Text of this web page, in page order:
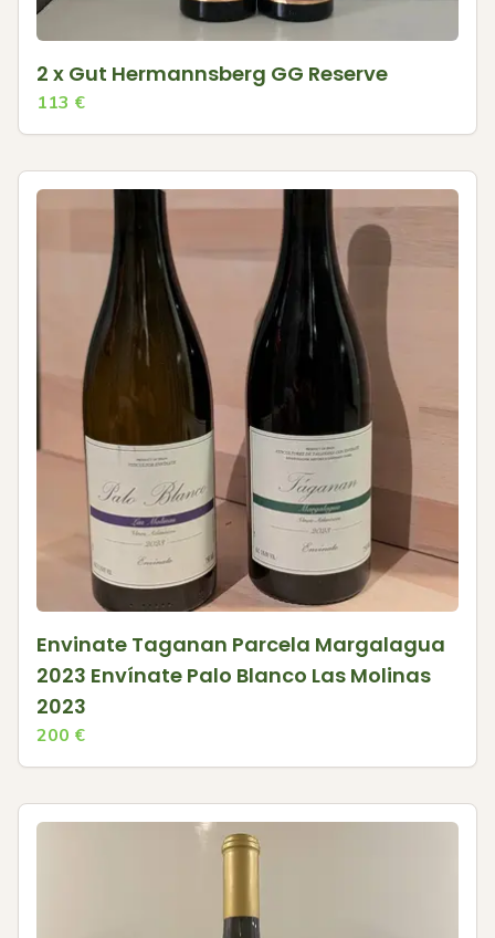
2 x Gut Hermannsberg GG Reserve
113 €
Envinate Taganan Parcela Margalagua
2023 Envínate Palo Blanco Las Molinas
2023
200 €